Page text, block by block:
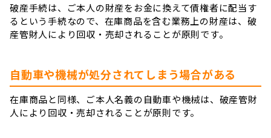
破産手続は、ご本人の財産をお金に換えて債権者に配当す
るという手続なので、在庫商品を含む業務上の財産は、破
産管財人により回収・売却されることが原則です。
自動車や機械が処分されてしまう場合がある
在庫商品と同様、ご本人名義の自動車や機械は、破産管財
人により回収・売却されることが原則です。